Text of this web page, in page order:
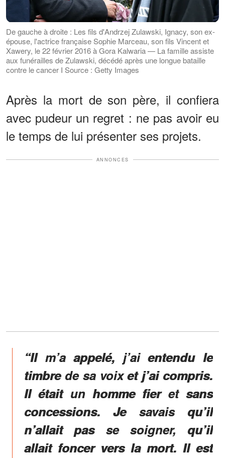
De gauche à droite : Les fils d'Andrzej Zulawski, Ignacy, son ex-
épouse, l'actrice française Sophie Marceau, son fils Vincent et
Xawery, le 22 février 2016 à Gora Kalwaria — La famille assiste
aux funérailles de Zulawski, décédé après une longue bataille
contre le cancer I Source : Getty Images
Après la mort de son père, il confiera
avec pudeur un regret : ne pas avoir eu
le temps de lui présenter ses projets.
ANNONCES
“Il m’a appelé, j’ai entendu le
timbre de sa voix et j’ai compris.
Il était un homme fier et sans
concessions. Je savais qu’il
n’allait pas se soigner, qu’il
allait foncer vers la mort. Il est